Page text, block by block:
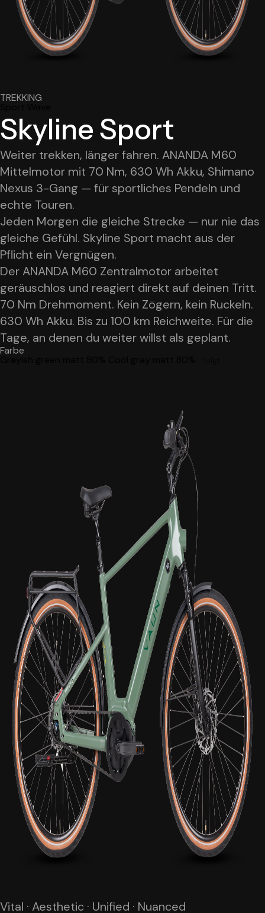
TREKKING
Skyline Sport
Weiter trekken, länger fahren. ANANDA M60
Mittelmotor mit 70 Nm, 630 Wh Akku, Shimano
Nexus 3-Gang — für sportliches Pendeln und
echte Touren.
Jeden Morgen die gleiche Strecke — nur nie das
gleiche Gefühl. Skyline Sport macht aus der
Pflicht ein Vergnügen.
Der ANANDA M60 Zentralmotor arbeitet
geräuschlos und reagiert direkt auf deinen Tritt.
70 Nm Drehmoment. Kein Zögern, kein Ruckeln.
630 Wh Akku. Bis zu 100 km Reichweite. Für die
Tage, an denen du weiter willst als geplant.
Farbe
Vital · Aesthetic · Unified · Nuanced